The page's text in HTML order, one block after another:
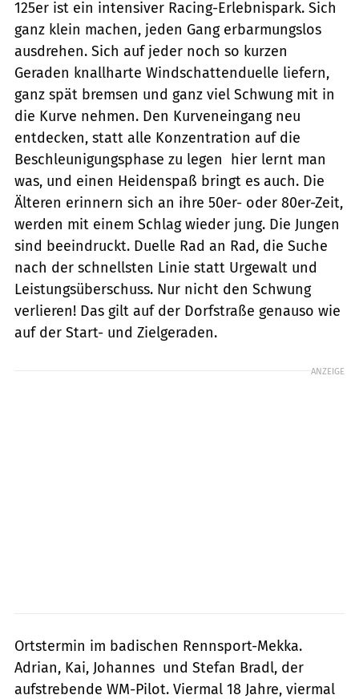
125er ist ein intensiver Racing-Erlebnispark. Sich
ganz klein machen, jeden Gang erbarmungslos
ausdrehen. Sich auf jeder noch so kurzen
Geraden knallharte Windschattenduelle liefern,
ganz spät bremsen und ganz viel Schwung mit in
die Kurve nehmen. Den Kurveneingang neu
entdecken, statt alle Konzentration auf die
Beschleunigungsphase zu legen  hier lernt man
was, und einen Heidenspaß bringt es auch. Die
Älteren erinnern sich an ihre 50er- oder 80er-Zeit,
werden mit einem Schlag wieder jung. Die Jungen
sind beeindruckt. Duelle Rad an Rad, die Suche
nach der schnellsten Linie statt Urgewalt und
Leistungsüberschuss. Nur nicht den Schwung
verlieren! Das gilt auf der Dorfstraße genauso wie
auf der Start- und Zielgeraden.
ANZEIGE
Ortstermin im badischen Rennsport-Mekka.
Adrian, Kai, Johannes  und Stefan Bradl, der
aufstrebende WM-Pilot. Viermal 18 Jahre, viermal